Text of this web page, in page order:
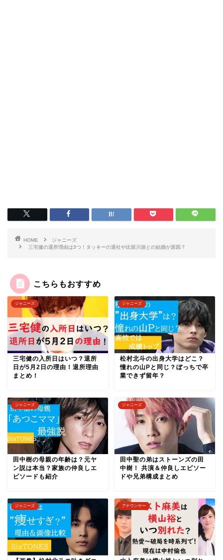
HOME
ジャニーズ
三宅健の退所理由は3つ！タッキーの退社や比留川游との結婚が原因？
こちらもおすすめ
ジャニーズ
三宅健の入所日はいつ？退所
日が5月2日の理由！退所理由
まとめ！
ジャニーズ
松村北斗の出身大学はどこ？
憧れの山Pと同じ？ぼっちで卒
業できず留年？
ジャニーズ
田中樹の母親の年齢は？元ヤ
ン説は本当？家族の仲良しエ
ピソードも紹介
ジャニーズ
田中聖の弟はストーンズの田
中樹！ 共演＆仲良しエピソー
ドや兄弟構成まとめ
ジャニーズ アナウンサー